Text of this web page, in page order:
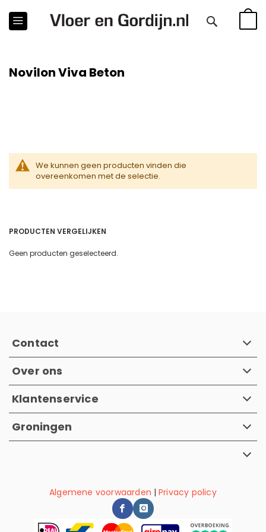
Novilon Viva Beton
We kunnen geen producten vinden die
overeenkomen met de selectie.
PRODUCTEN VERGELIJKEN
Geen producten geselecteerd.
Contact
Over ons
Klantenservice
Groningen
Algemene voorwaarden |Privacy policy